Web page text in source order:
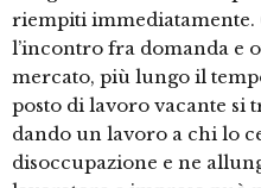
riempiti immediatamente.
l’incontro fra domanda e
mercato, più lungo il
posto di lavoro vacante si
dando un lavoro a chi lo
disoccupazione e ne